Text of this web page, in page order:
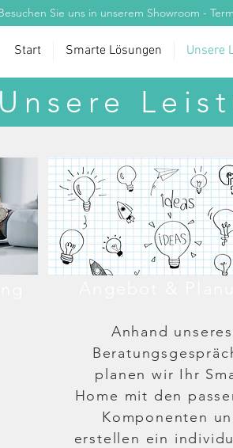
Sie uns in unserem Showroom -
Start Smarte Lösungen Unsere
Unsere
Anhand unseres
planen wir Ihr
Home mit den
Komponenten
erstellen ein